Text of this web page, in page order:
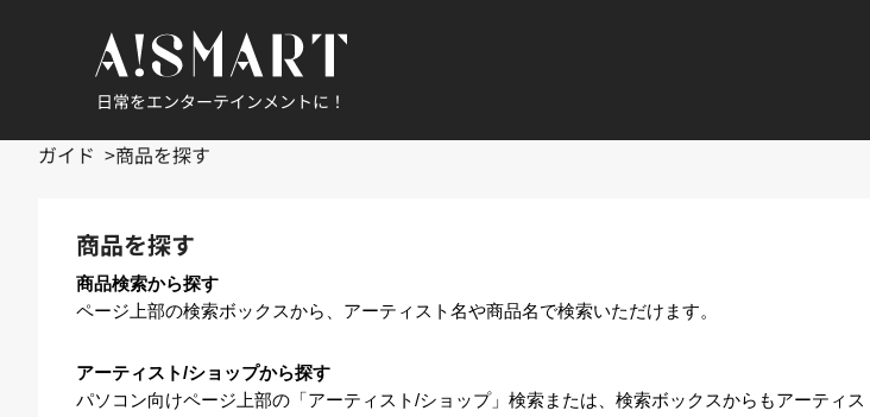
日常をエンターテインメントに！
ガイド 商品を探す
商品を探す
商品検索から探す
ページ上部の検索ボックスから、アーティスト名や商品名で検索いただけます。
アーティスト/ショップから探す
パソコン向けページ上部の「アーティスト/ショップ」検索または、検索ボックスからもアーティス